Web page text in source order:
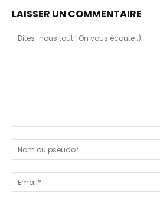
LAISSER UN COMMENTAIRE
nous
tout
!
On
vous